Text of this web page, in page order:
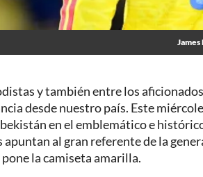
y también entre los
desde nuestro país. Este
en el emblemático e
al gran referente de la
la camiseta amarilla.